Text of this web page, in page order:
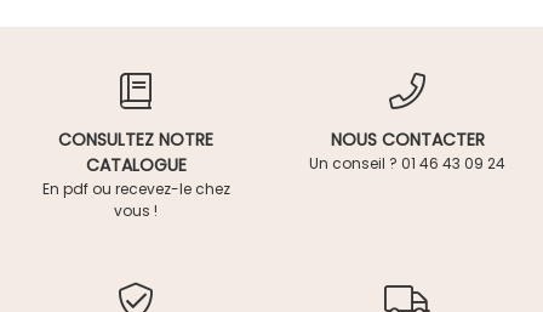
CONSULTEZ NOTRE
CATALOGUE
En pdf ou recevez-le chez
vous !
NOUS CONTACTER
Un conseil ? 01 46 43 09 24